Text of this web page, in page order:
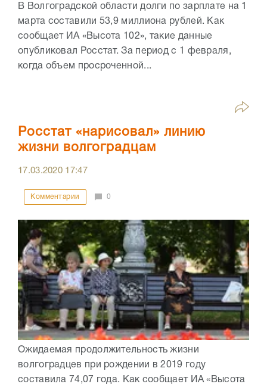
В Волгоградской области долги по зарплате на 1
марта составили 53,9 миллиона рублей. Как
сообщает ИА «Высота 102», такие данные
опубликовал Росстат. За период с 1 февраля,
когда объем просроченной...
Росстат «нарисовал» линию
жизни волгоградцам
17.03.2020 17:47
Комментарии 0
Ожидаемая продолжительность жизни
волгоградцев при рождении в 2019 году
составила 74,07 года. Как сообщает ИА «Высота